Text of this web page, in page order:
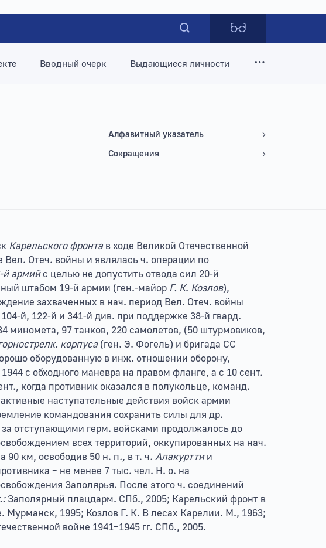
Вводный очерк Выдающиеся личности
Алфавитный указатель
Сокращения
Карельского фронта в ходе Великой Отечественной
Отеч. войны и являлась ч. операции по
й армийс целью не допустить отвода сил 20-й
штабом 19-й армии (ген.-майор Г. К. Козлов),
захваченных в нач. период Вел. Отеч. войны
й, 122-й и 341-й див. при поддержке 38-й гвард.
миномета, 97 танков, 220 самолетов, (50 штурмовиков,
корпуса (ген. Э. Фогель) и бригада СС
оборудованную в инж. отношении оборону,
с обходного маневра на правом фланге, а с 10 сент.
когда противник оказался в полукольце, команд.
наступательные действия войск армии
командования сохранить силы для др.
отступающими герм. войсками продолжалось до
всех территорий, оккупированных на нач.
90 км, освободив 50 н. п., в т. ч. Алакурттии
– не менее 7 тыс. чел. Н. о. на
Заполярья. После этого ч. соединений
Заполярный плацдарм. СПб., 2005; Карельский фронт в
Мурманск, 1995; Козлов Г. К. В лесах Карелии. М., 1963;
войне 1941–1945 гг. СПб., 2005.